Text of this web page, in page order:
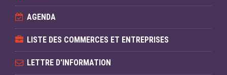
AGENDA
LISTE DES COMMERCES ET ENTREPRISES
LETTRE D'INFORMATION